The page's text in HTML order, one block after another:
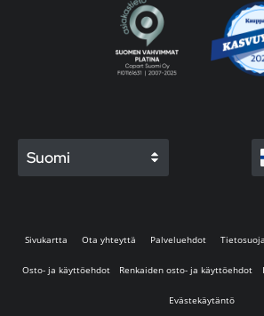
Suomi
Sivukartta Ota yhteyttä Palveluehdot
Osto- ja käyttöehdot Renkaiden osto- ja käyttöehdot
Evästekäytäntö